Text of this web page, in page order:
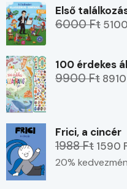
Első
6000 Ft
100 érdekes
9900 Ft
Frici, a cincér
1988 Ft 1590
20%